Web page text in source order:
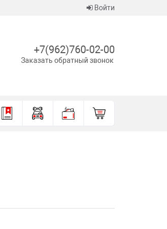
Войти
+7(962)760-02-00
Заказать обратный звонок